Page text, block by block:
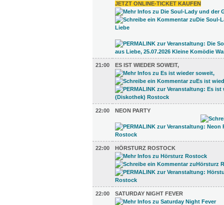
JETZT ONLINE-TICKET KAUFEN
21:00 ES IST WIEDER SOWEIT,
22:00 NEON PARTY
22:00 HÖRSTURZ ROSTOCK
22:00 SATURDAY NIGHT FEVER